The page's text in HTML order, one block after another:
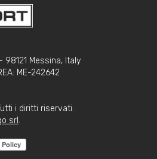
98121 Messina, Italy
ME-242642
i diritti riservati.
srl .